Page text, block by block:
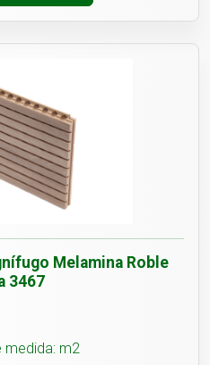
Melamina Roble
3467
medida: m2